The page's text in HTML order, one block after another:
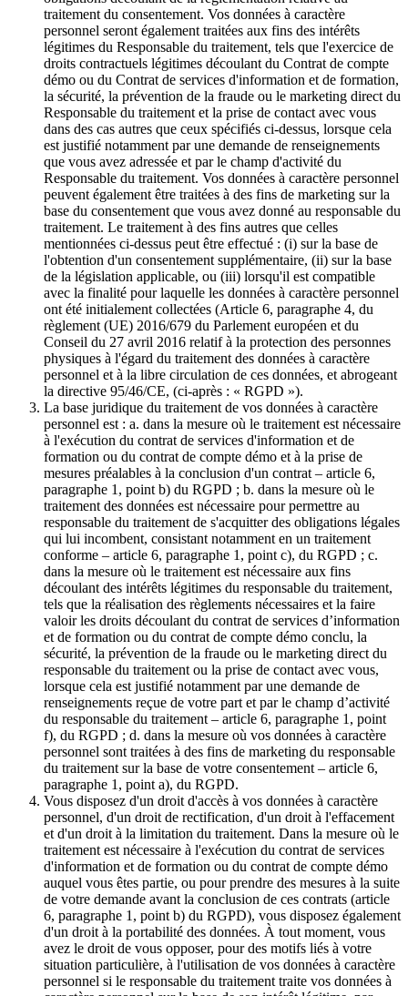
traitement du consentement. Vos données à caractère
personnel seront également traitées aux fins des intérêts
légitimes du Responsable du traitement, tels que l'exercice de
droits contractuels légitimes découlant du Contrat de compte
démo ou du Contrat de services d'information et de formation,
la sécurité, la prévention de la fraude ou le marketing direct du
Responsable du traitement et la prise de contact avec vous
dans des cas autres que ceux spécifiés ci-dessus, lorsque cela
est justifié notamment par une demande de renseignements
que vous avez adressée et par le champ d'activité du
Responsable du traitement. Vos données à caractère personnel
peuvent également être traitées à des fins de marketing sur la
base du consentement que vous avez donné au responsable du
traitement. Le traitement à des fins autres que celles
mentionnées ci-dessus peut être effectué : (i) sur la base de
l'obtention d'un consentement supplémentaire, (ii) sur la base
de la législation applicable, ou (iii) lorsqu'il est compatible
avec la finalité pour laquelle les données à caractère personnel
ont été initialement collectées (Article 6, paragraphe 4, du
règlement (UE) 2016/679 du Parlement européen et du
Conseil du 27 avril 2016 relatif à la protection des personnes
physiques à l'égard du traitement des données à caractère
personnel et à la libre circulation de ces données, et abrogeant
la directive 95/46/CE, (ci-après : « RGPD »).
La base juridique du traitement de vos données à caractère
personnel est : a. dans la mesure où le traitement est nécessaire
à l'exécution du contrat de services d'information et de
formation ou du contrat de compte démo et à la prise de
mesures préalables à la conclusion d'un contrat – article 6,
paragraphe 1, point b) du RGPD ; b. dans la mesure où le
traitement des données est nécessaire pour permettre au
responsable du traitement de s'acquitter des obligations légales
qui lui incombent, consistant notamment en un traitement
conforme – article 6, paragraphe 1, point c), du RGPD ; c.
dans la mesure où le traitement est nécessaire aux fins
découlant des intérêts légitimes du responsable du traitement,
tels que la réalisation des règlements nécessaires et la faire
valoir les droits découlant du contrat de services d’information
et de formation ou du contrat de compte démo conclu, la
sécurité, la prévention de la fraude ou le marketing direct du
responsable du traitement ou la prise de contact avec vous,
lorsque cela est justifié notamment par une demande de
renseignements reçue de votre part et par le champ d’activité
du responsable du traitement – article 6, paragraphe 1, point
f), du RGPD ; d. dans la mesure où vos données à caractère
personnel sont traitées à des fins de marketing du responsable
du traitement sur la base de votre consentement – article 6,
paragraphe 1, point a), du RGPD.
Vous disposez d'un droit d'accès à vos données à caractère
personnel, d'un droit de rectification, d'un droit à l'effacement
et d'un droit à la limitation du traitement. Dans la mesure où le
traitement est nécessaire à l'exécution du contrat de services
d'information et de formation ou du contrat de compte démo
auquel vous êtes partie, ou pour prendre des mesures à la suite
de votre demande avant la conclusion de ces contrats (article
6, paragraphe 1, point b) du RGPD), vous disposez également
d'un droit à la portabilité des données. À tout moment, vous
avez le droit de vous opposer, pour des motifs liés à votre
situation particulière, à l'utilisation de vos données à caractère
personnel si le responsable du traitement traite vos données à